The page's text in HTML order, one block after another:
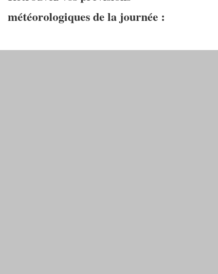
météorologiques de la journée :